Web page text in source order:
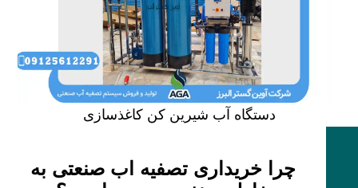
دستگاه آب شیرین کن کاغذسازی
چرا خریداری تصفیه اب صنعتی به